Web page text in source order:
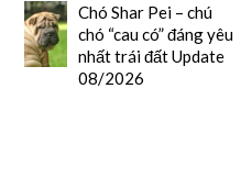
Chó Shar Pei – chú
chó “cau có” đáng yêu
nhất trái đất Update
08/2026